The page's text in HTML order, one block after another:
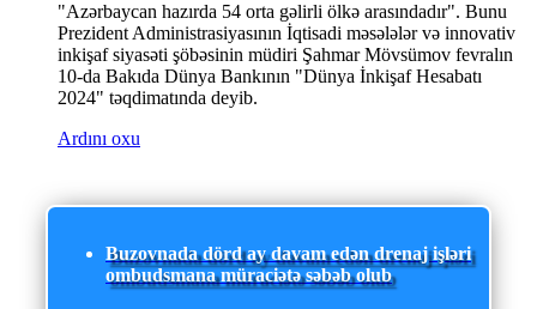
"Azərbaycan hazırda 54 orta gəlirli ölkə arasındadır". Bunu
Prezident Administrasiyasının İqtisadi məsələlər və innovativ
inkişaf siyasəti şöbəsinin müdiri Şahmar Mövsümov fevralın
10-da Bakıda Dünya Bankının "Dünya İnkişaf Hesabatı
2024" təqdimatında deyib.
Ardını oxu
Buzovnada dörd ay davam edən drenaj işləri
ombudsmana müraciətə səbəb olub